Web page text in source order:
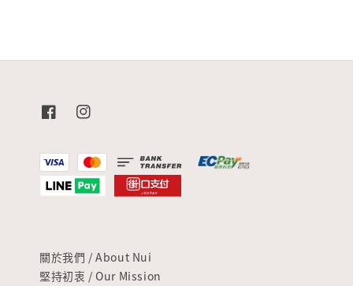
關於我們 / About Nui
堅持初衷 / Our Mission